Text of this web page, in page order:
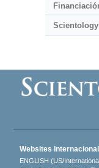
Websites
ENGLISH (US/